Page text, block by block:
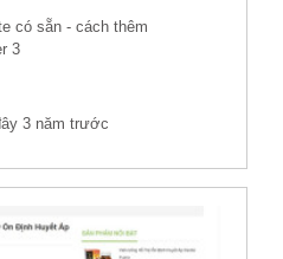
có sẵn - cách thêm
3
3 năm trước